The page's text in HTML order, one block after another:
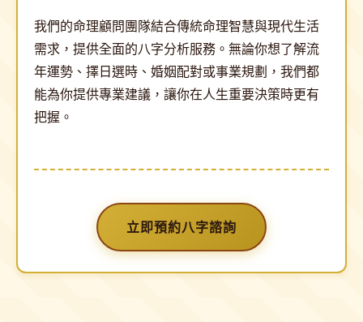
我們的命理顧問團隊結合傳統命理智慧與現代生活
需求，提供全面的八字分析服務。無論你想了解流
年運勢、擇日選時、婚姻配對或事業規劃，我們都
能為你提供專業建議，讓你在人生重要決策時更有
把握。
立即預約八字諮詢